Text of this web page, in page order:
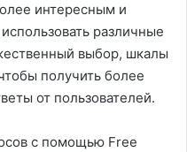
интересным и
различные
выбор, шкалы
получить более
от пользователей.
с помощью Free